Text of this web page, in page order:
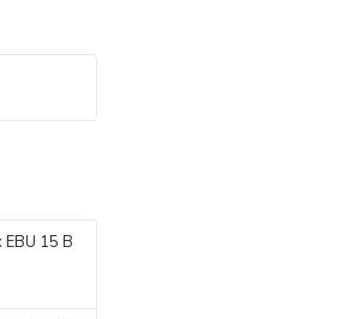
EBU 15 B